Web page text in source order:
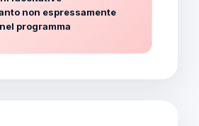
non espressamente
programma